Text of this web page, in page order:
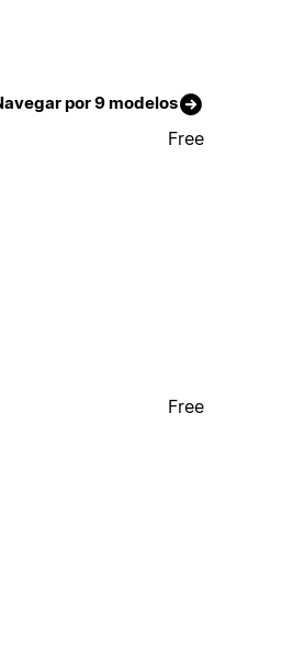
por 9 modelos
Free
Free